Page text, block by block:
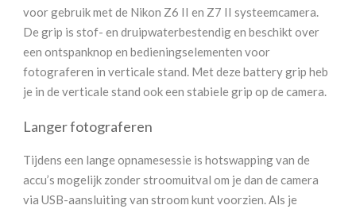
voor gebruik met de Nikon Z6 II en Z7 II systeemcamera.
De grip is stof- en druipwaterbestendig en beschikt over
een ontspanknop en bedieningselementen voor
fotograferen in verticale stand. Met deze battery grip heb
je in de verticale stand ook een stabiele grip op de camera.
Langer fotograferen
Tijdens een lange opnamesessie is hotswapping van de
accu’s mogelijk zonder stroomuitval om je dan de camera
via USB-aansluiting van stroom kunt voorzien. Als je